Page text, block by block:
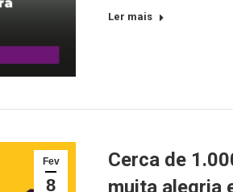
Ler mais
Fev
8
Cerca de
muita alegria